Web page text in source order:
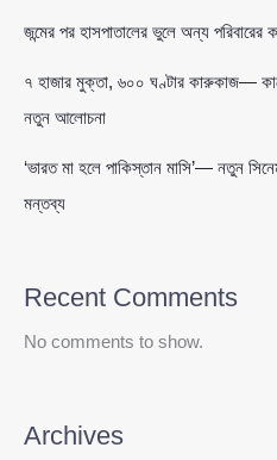
জন্মের পর হাসপাতালের ভুলে অন্য পরিবারের
৭ হাজার মুক্তা, ৬০০ ঘণ্টার কারুকাজ—
নতুন আলোচনা
‘ভারত মা হলে পাকিস্তান মাসি’— নতুন
মন্তব্য
Recent Comments
No comments to show.
Archives